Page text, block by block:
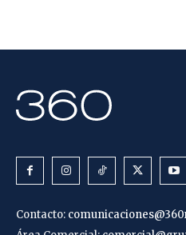
Contacto: